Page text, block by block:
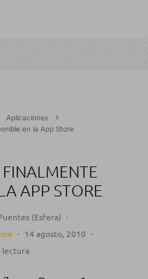
Aplicaciones
en la App Store
APP STORE
(Esfera) ·
· 14 agosto, 2010 ·
lectura